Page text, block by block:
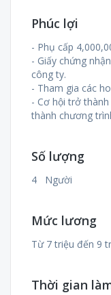
Phúc lợi
- Phụ cấp
- Giấy chứng
công ty.
- Tham gia các
- Cơ hội trở
thành chương
Số lượng
4 Người
Mức lương
Từ 7 triệu đến 9
Thời gian